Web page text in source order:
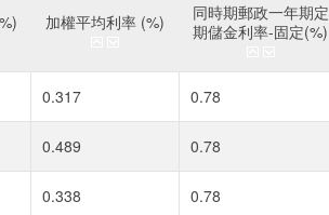
加權平均利率 (%)
同時期郵政一年期定
期儲金利率-固定(%)
0.317 0.78
0.489 0.78
0.338 0.78